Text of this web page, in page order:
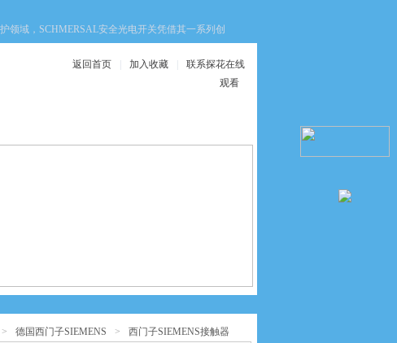
域，SCHMERSAL安全光电开关凭借其一系列创新技术优势，成为众多企业的选择。这
返回首页 加入收藏
联系探花在线
观看
> 德国西门子SIEMENS > 西门子SIEMENS接触器